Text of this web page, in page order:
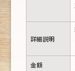
詳細説明
金額